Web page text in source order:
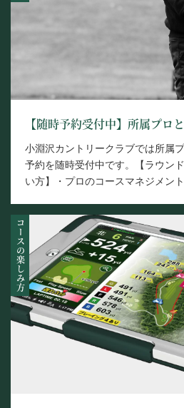
【随時予約受付中】所属プロ
小淵沢カントリークラブでは所属
予約を随時受付中です。【ラウン
い方】・プロのコースマネジメン
コースの楽しみ方